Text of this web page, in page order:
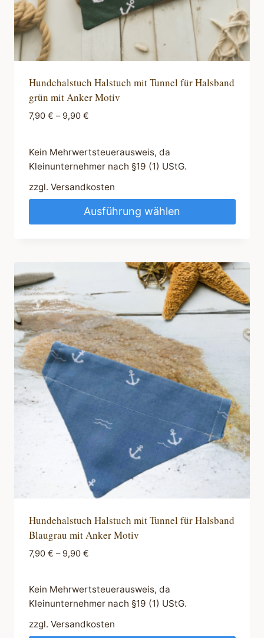
Hundehalstuch Halstuch mit Tunnel für Halsband
grün mit Anker Motiv
7,90 € – 9,90 €
Kein Mehrwertsteuerausweis, da
Kleinunternehmer nach §19 (1) UStG.
zzgl. Versandkosten
Ausführung wählen
mehrere
Varianten
auf.
Die
Optionen
können
auf
Produktseite
gewählt
werden
Hundehalstuch Halstuch mit Tunnel für Halsband
Blaugrau mit Anker Motiv
7,90 € – 9,90 €
Kein Mehrwertsteuerausweis, da
Kleinunternehmer nach §19 (1) UStG.
zzgl. Versandkosten